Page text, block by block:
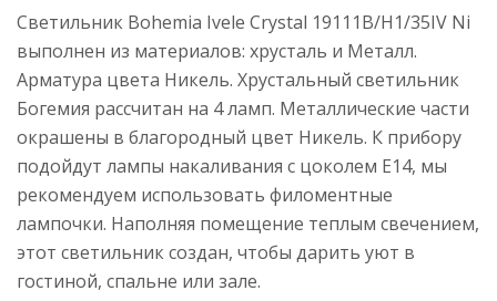
Светильник Bohemia Ivele Crystal 19111B/H1/35IV Ni
выполнен из материалов: хрусталь и Металл.
Арматура цвета Никель. Хрустальный светильник
Богемия рассчитан на 4 ламп. Металлические части
окрашены в благородный цвет Никель. К прибору
подойдут лампы накаливания с цоколем E14, мы
рекомендуем использовать филоментные
лампочки. Наполняя помещение теплым свечением,
этот светильник создан, чтобы дарить уют в
гостиной, спальне или зале.